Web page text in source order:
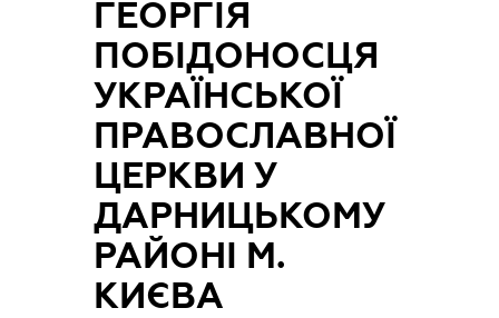
ГЕОРГІЯ
ПОБІДОНОСЦЯ
УКРАЇНСЬКОЇ
ПРАВОСЛАВНОЇ
ЦЕРКВИ У
ДАРНИЦЬКОМУ
РАЙОНІ М.
КИЄВА